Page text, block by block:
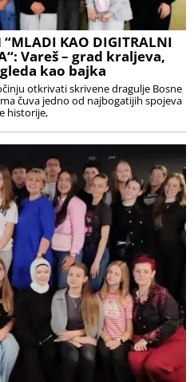
“MLADI KAO DIGITRALNI
Vareš – grad kraljeva,
kao bajka
otkrivati skrivene dragulje Bosne
čuva jedno od najbogatijih spojeva
historije,